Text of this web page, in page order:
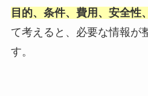
目的、条件、費用、安全性
て考えると、必要な情報が
す。